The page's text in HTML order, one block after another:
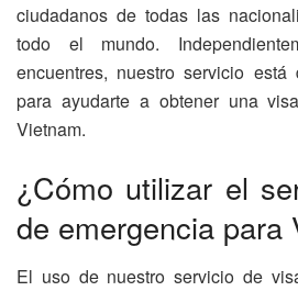
ciudadanos de todas las
todo el mundo.
encuentres, nuestro servicio
para ayudarte a obtener una
Vietnam.
¿Cómo utilizar el
de emergencia para
El uso de nuestro servicio de